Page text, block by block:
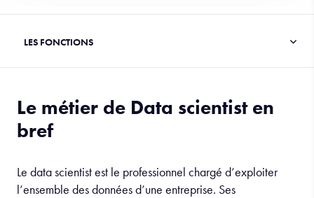
Le métier de Data scientist en
bref
Le data scientist est le professionnel chargé d’exploiter
l’ensemble des données d’une entreprise. Ses